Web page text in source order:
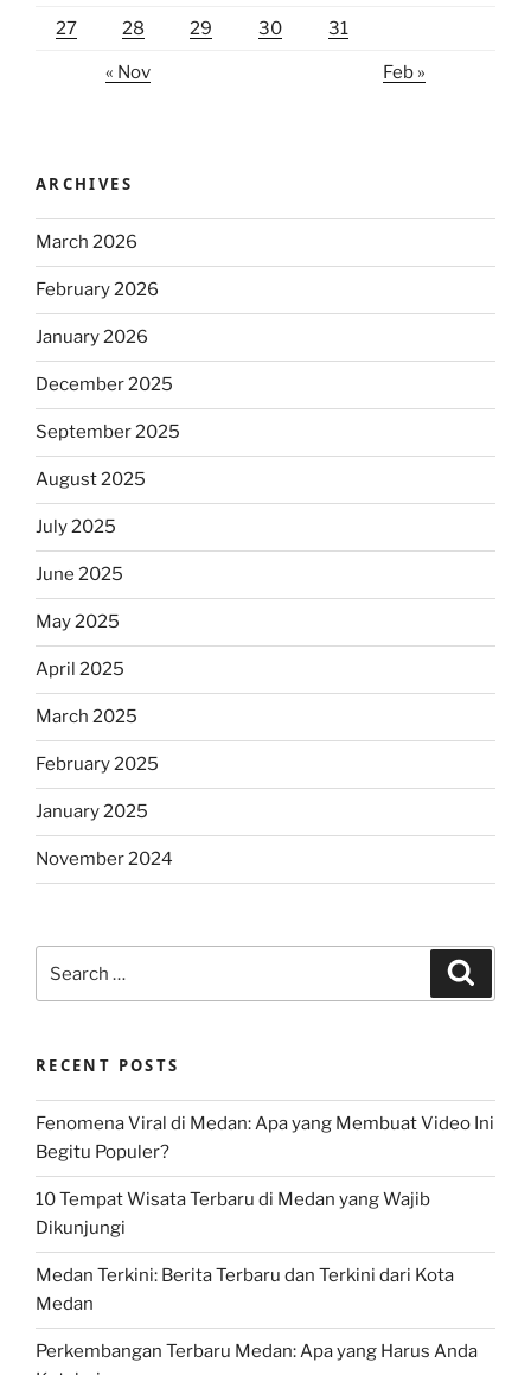
27 28 29 30 31
« Nov Feb »
ARCHIVES
March 2026
February 2026
January 2026
December 2025
September 2025
August 2025
July 2025
June 2025
May 2025
April 2025
March 2025
February 2025
January 2025
November 2024
for:
RECENT POSTS
Fenomena Viral di Medan: Apa yang Membuat Video Ini
Begitu Populer?
10 Tempat Wisata Terbaru di Medan yang Wajib
Dikunjungi
Medan Terkini: Berita Terbaru dan Terkini dari Kota
Medan
Perkembangan Terbaru Medan: Apa yang Harus Anda